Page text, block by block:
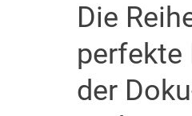
Die
perfekte
der